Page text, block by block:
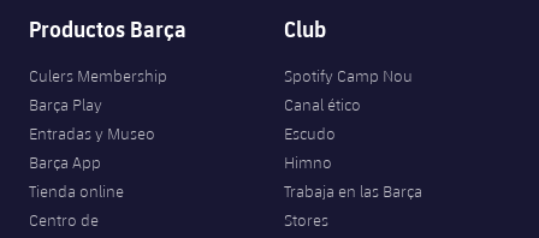
Productos Barça
Culers Membership
Barça Play
Entradas y Museo
Barça App
Tienda online
Centro de
Club
Spotify Camp Nou
Canal ético
Escudo
Himno
Trabaja en las Barça
Stores